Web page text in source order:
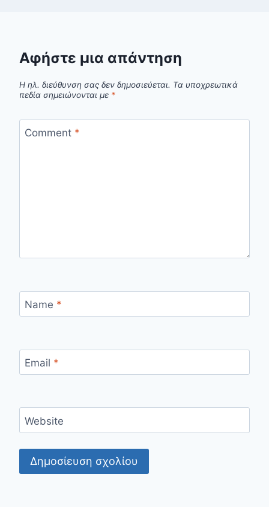
Αφήστε μια απάντηση
Η ηλ. διεύθυνση σας δεν δημοσιεύεται. Τα υποχρεωτικά
πεδία σημειώνονται με *
Comment *
Name *
Email *
Website